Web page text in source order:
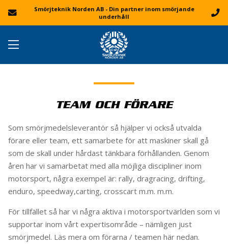
Smörjteknik Norden AB - Din partner inom smörjande
underhåll
TEAM OCH FÖRARE
Som smörjmedelsleverantör så hjälper vi också utvalda
förare eller team, ett samarbete för att maskiner skall gå
som de skall under hårdast tänkbara förhållanden. Genom
åren har vi samarbetat med alla möjliga discipliner inom
motorsport, några exempel är: rally, dragracing, drifting,
enduro, speedway,carting, crosscart m.m. m.m.
För tillfället så har vi några aktiva i motorsportvärlden som vi
supportar inom vårt expertisområde – nämligen just
smörjmedel. Läs mera om förarna / teamen här nedan.